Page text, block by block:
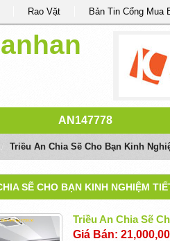
Rao Vặt Bản Tin Cổng Mua
AN147778
Triều An Chia Sẽ Cho Bạn Kinh
SẼ CHO BẠN KINH NGHIỆM
Triều An Chia Sẽ
Giá Bán: